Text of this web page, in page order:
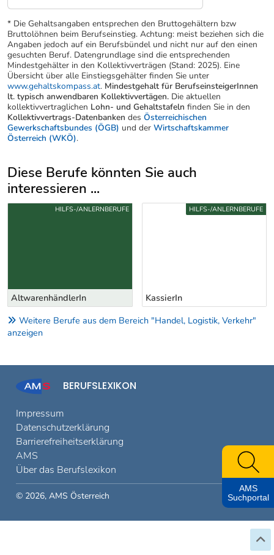
* Die Gehaltsangaben entsprechen den Bruttogehältern bzw
Bruttolöhnen beim Berufseinstieg. Achtung: meist beziehen sich die
Angaben jedoch auf ein Berufsbündel und nicht nur auf den einen
gesuchten Beruf. Datengrundlage sind die entsprechenden
Mindestgehälter in den Kollektivverträgen (Stand: 2025). Eine
Übersicht über alle Einstiegsgehälter finden Sie unter
www.gehaltskompass.at. Mindestgehalt für BerufseinsteigerInnen
lt. typisch anwendbaren Kollektivvertägen. Die aktuellen
kollektivvertraglichen Lohn- und Gehaltstafeln finden Sie in den
Kollektivvertrags-Datenbanken des Österreichischen
Gewerkschaftsbundes (ÖGB) und der Wirtschaftskammer
Österreich (WKÖ).
Diese Berufe könnten Sie auch
interessieren ...
Uber weitere Berufsvorschläge
KassierIn
HILFS-/ANLERNBERUFE
RegalbetreuerIn
HILFS-/ANLERNBERUFE
Weitere Berufe aus dem Bereich "Handel, Logistik, Verkehr"
anzeigen
BERUFSLEXIKON
Impressum
Datenschutzerklärung
Barrierefreiheitserklärung
AMS
Über das Berufslexikon
© 2026, AMS Österreich
AMS
Suchportal